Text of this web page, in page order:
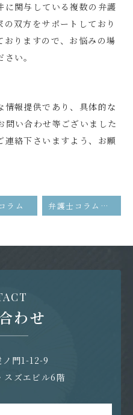
に関与している複数の弁護
双方をサポートしており
おりますので、お悩みの場
い。
報提供であり、具体的な
問い合わせ等ございました
連絡下さいますよう、お願
ラム 弁護士コラム「M&A・事業承継の実行後のトラブル」が掲載されました。
わせ
門1-12-9
スズエビル6階